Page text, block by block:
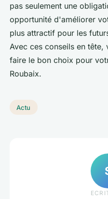
pas seulement une
opportunité d'améliorer
plus attractif pour les
Avec ces conseils en tête,
faire le bon choix pour
Roubaix.
Actu